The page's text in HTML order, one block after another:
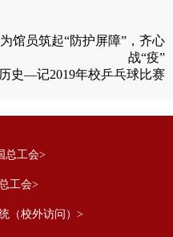
馆员筑起“防护屏障”，齐心
战“疫”
史—记2019年校乒乓球比赛
总工会>
工会>
（校外访问）>